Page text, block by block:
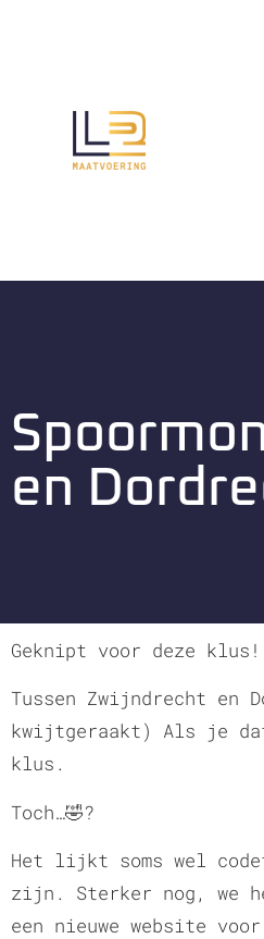
en
Geknipt voor deze klus!
Tussen Zwijndrecht
kwijtgeraakt) Als je
klus.
Toch…🤣?
Het lijkt soms wel
zijn. Sterker nog, we
een nieuwe website